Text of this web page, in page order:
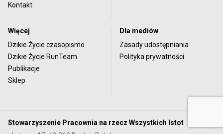
Kontakt
Więcej
Dzikie Życie czasopismo
Dzikie Życie RunTeam
Publikacje
Sklep
Dla mediów
Zasady udostępniania
Polityka prywatności
Stowarzyszenie Pracownia na rzecz Wszystkich Istot